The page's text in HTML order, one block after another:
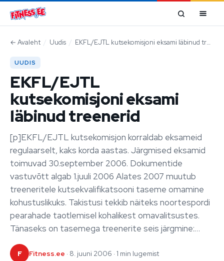
Mine sisu juurde
← Avaleht / Uudis / EKFL/EJTL kutsekomisjoni eksami läbinud treenerid
UUDIS
EKFL/EJTL
kutsekomisjoni eksami
läbinud treenerid
[p]EKFL/EJTL kutsekomisjon korraldab eksameid
regulaarselt, kaks korda aastas. Järgmised eksamid
toimuvad 30.september 2006. Dokumentide
vastuvõtt algab 1.juuli 2006 Alates 2007 muutub
treeneritele kutsekvalifikatsooni taseme omamine
kohustuslikuks. Takistusi tekkib näiteks noortespordi
pearahade taotlemisel kohalikest omavalitsustes.
Tänaseks on tasemega treenerite seis järgmine:…
F Fitness.ee · 8. juuni 2006 · 1 min lugemist